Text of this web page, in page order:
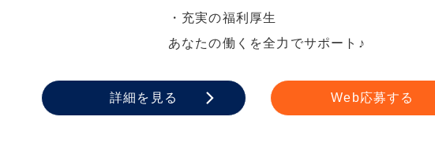
・充実の福利厚生
あなたの働くを全力でサポート♪
詳細を見る Web応募する